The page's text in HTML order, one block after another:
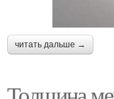
читать дальше →